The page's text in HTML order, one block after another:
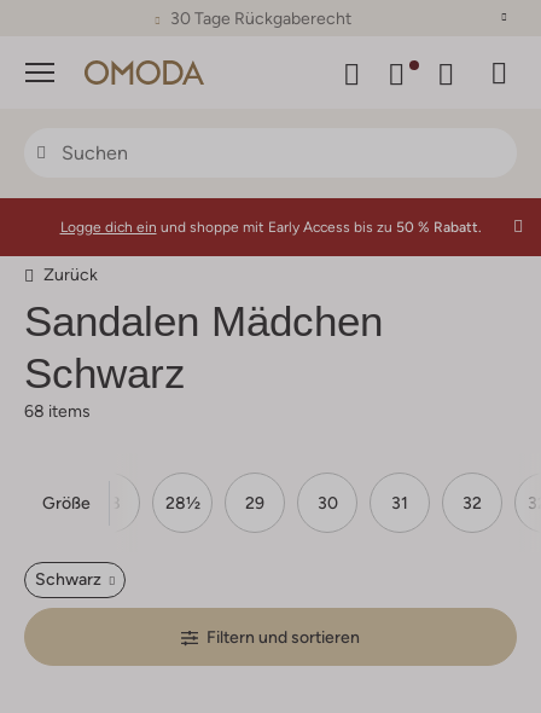
30 Tage Rückgaberecht
Menü
Logge dich ein und shoppe mit Early Access bis zu 50 % Rabatt.
Zurück
Sandalen Mädchen
Schwarz
68 items
Größe
27½ 28 28½ 29 30 31 32
Schwarz
Filtern und sortieren